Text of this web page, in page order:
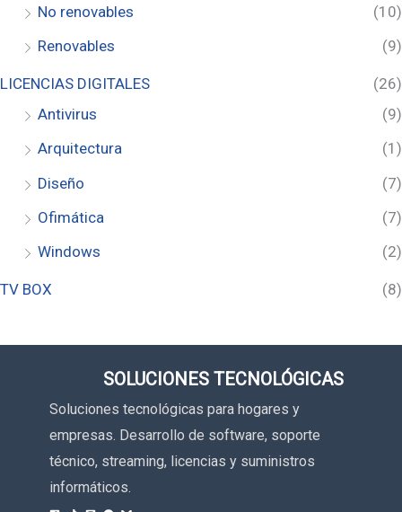
No renovables
(10)
Renovables
(9)
LICENCIAS DIGITALES
(26)
Antivirus
(9)
Arquitectura
(1)
Diseño
(7)
Ofimática
(7)
Windows
(2)
TV BOX (8)
SOLUCIONES TECNOLÓGICAS
Soluciones tecnológicas para hogares y
empresas. Desarrollo de software, soporte
técnico, streaming, licencias y suministros
informáticos.